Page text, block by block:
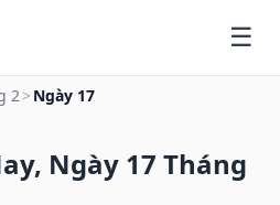
2> Ngày 17
Ngày 17 Tháng